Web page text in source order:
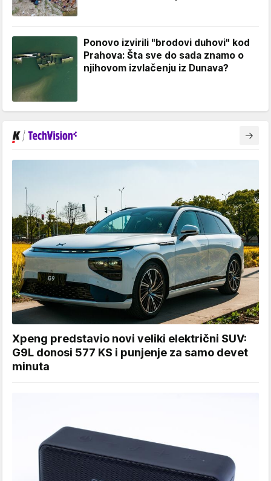
Ponovo izvirili "brodovi duhovi" kod
Prahova: Šta sve do sada znamo o
njihovom izvlačenju iz Dunava?
Xpeng predstavio novi veliki električni SUV:
G9L donosi 577 KS i punjenje za samo devet
minuta